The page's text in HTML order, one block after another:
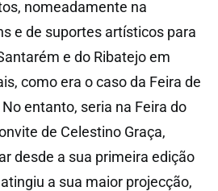
nomeadamente na
e de suportes artísticos para
e do Ribatejo em
como era o caso da Feira de
entanto, seria na Feira do
de Celestino Graça,
desde a sua primeira edição
a sua maior projecção,